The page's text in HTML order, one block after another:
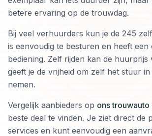
betere ervaring op de trouwdag.
Bij veel verhuurders kun je de 245
is eenvoudig te besturen en heeft een
bediening. Zelf rijden kan de huurprijs
geeft je de vrijheid om zelf het stuur
nemen.
Vergelijk aanbieders op ons trouwauto
beste deal te vinden. Je ziet direct de
services en kunt eenvoudig een